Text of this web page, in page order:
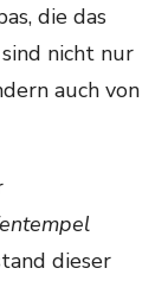
die das
nicht nur
auch von
dieser